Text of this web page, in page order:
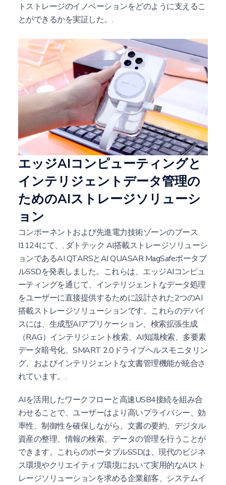
トストレージのイノベーションをどのように支えるこ
とができるかを実証した。.
エッジAIコンピューティングと
インテリジェントデータ管理の
ためのAIストレージソリューシ
ョン
コンポーネントおよび先進電力技術ゾーンのブース
I1124にて、, ダトテック AI搭載ストレージソリューシ
ョンであるAI QTARSとAI QUASAR MagSafeポータブ
ルSSDを発表しました。これらは、エッジAIコンピュ
ーティングを通じて、インテリジェントなデータ処理
をユーザーに直接提供するために設計された2つのAI
搭載ストレージソリューションです。これらのデバイ
スには、生成型AIアプリケーション、検索拡張生成
（RAG）インテリジェント検索、AI知識検索、多要素
データ暗号化、SMART 2.0ドライブヘルスモニタリン
グ、およびインテリジェントな文書管理機能が統合さ
れています。.
AIを活用したワークフローと高速USB4接続を組み合
わせることで、ユーザーはより高いプライバシー、効
率性、制御性を確保しながら、文書の要約、デジタル
資産の整理、情報の検索、データの管理を行うことが
できます。これらのポータブルSSDは、現代のビジネ
ス環境やクリエイティブ環境において実用的なAIスト
レージソリューションを求める企業顧客、システムイ